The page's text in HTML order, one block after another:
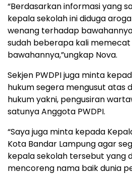
“Berdasarkan informasi yang
kepala sekolah ini diduga
wenang terhadap
sudah beberapa kali memecat
bawahannya,”ungkap Nova.
Sekjen PWDPI juga minta
hukum segera mengusut atas
hukum yakni, pengusiran
satunya Anggota PWDPI.
“Saya juga minta kepada
Kota Bandar Lampung agar
kepala sekolah tersebut yang
mencoreng nama baik dunia